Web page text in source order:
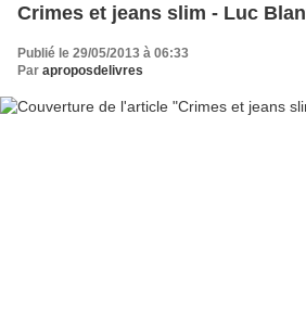
Crimes et jeans slim - Luc
Publié le 29/05/2013 à 06:33
Par aproposdelivres